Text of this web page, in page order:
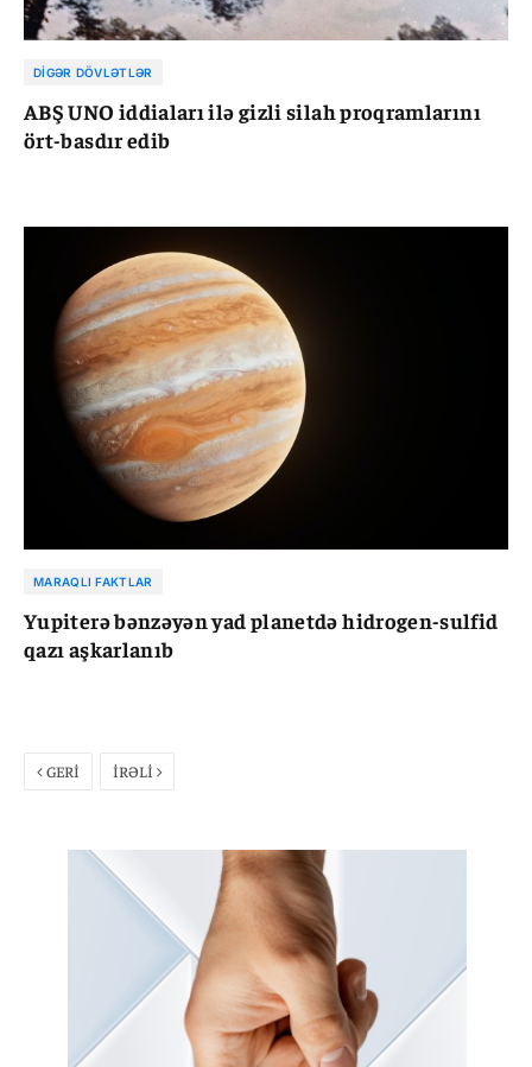
DIGƏR DÖVLƏTLƏR
ABŞ UNO iddiaları ilə gizli silah proqramlarını
ört-basdır edib
MARAQLI FAKTLAR
Yupiterə bənzəyən yad planetdə hidrogen-sulfid
qazı aşkarlanıb
GERİ İRƏLİ